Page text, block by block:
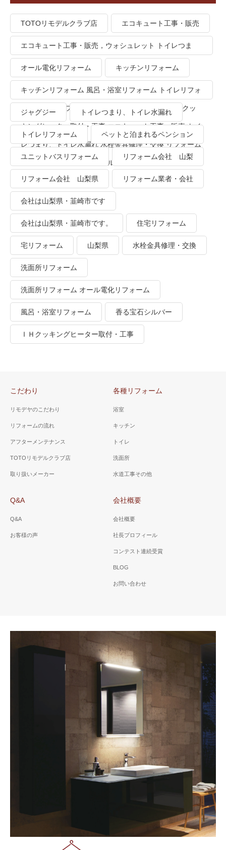
TOTOリモデルクラブ店 エコキュート工事・販売
エコキュート工事・販売，ウォシュレット トイレつま
り、トイレ水漏れ
オール電化リフォーム キッチンリフォーム
キッチンリフォーム 風呂・浴室リフォーム トイレリフォ
ーム 洗面所リフォーム オール電化リフォーム ＩＨクッ
キングヒーター取付・工事 エコキュート工事・販売 トイ
レつまり、トイレ水漏れ 水栓金具修理・交換 リフォーム
業者・会社 ＴＯＴＯリモデルクラブ
ジャグジー トイレつまり、トイレ水漏れ
トイレリフォーム ペットと泊まれるペンション
ユニットバスリフォーム リフォーム会社 山梨
リフォーム会社 山梨県 リフォーム業者・会社
会社は山梨県・韮崎市です
会社は山梨県・韮崎市です。 住宅リフォーム
宅リフォーム 山梨県 水栓金具修理・交換
洗面所リフォーム
洗面所リフォーム オール電化リフォーム
風呂・浴室リフォーム 香る宝石シルバー
ＩＨクッキングヒーター取付・工事
こだわり
リモデヤのこだわり
リフォームの流れ
アフターメンテナンス
TOTOリモデルクラブ店
取り扱いメーカー
各種リフォーム
浴室
キッチン
トイレ
洗面所
水道工事その他
Q&A
Q&A
お客様の声
会社概要
会社概要
社長プロフィール
コンテスト連続受賞
BLOG
お問い合わせ